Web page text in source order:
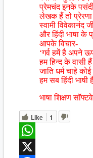
प्रेमचंद इनके
लेखक हैं तो
स्वामी विवेकानंद
और हिंदी भाषा के
आपके विचार-
‘गर्व हमें है अपने
हम हिन्द के वासी
जाति धर्म चाहे कोई
हम सब हिंदी भाषी
भाषा शिक्षण
Like 1
WhatsApp